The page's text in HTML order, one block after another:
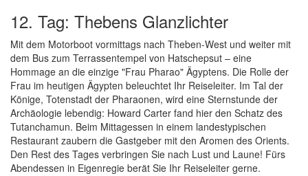
12. Tag: Thebens Glanzlichter
Mit dem Motorboot vormittags nach Theben-West und weiter mit
dem Bus zum Terrassentempel von Hatschepsut – eine
Hommage an die einzige "Frau Pharao" Ägyptens. Die Rolle der
Frau im heutigen Ägypten beleuchtet Ihr Reiseleiter. Im Tal der
Könige, Totenstadt der Pharaonen, wird eine Sternstunde der
Archäologie lebendig: Howard Carter fand hier den Schatz des
Tutanchamun. Beim Mittagessen in einem landestypischen
Restaurant zaubern die Gastgeber mit den Aromen des Orients.
Den Rest des Tages verbringen Sie nach Lust und Laune! Fürs
Abendessen in Eigenregie berät Sie Ihr Reiseleiter gerne.